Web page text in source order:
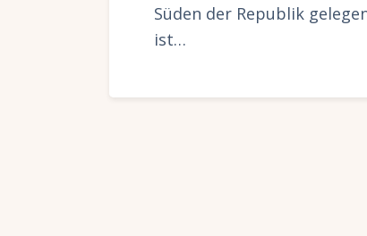
Süden der Republik
ist…